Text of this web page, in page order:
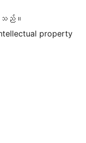
သည်။
property